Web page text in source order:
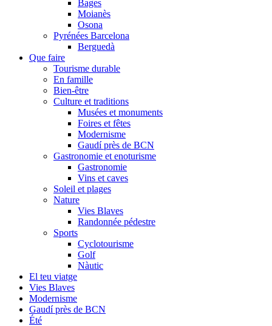
Bages
Moianès
Osona
Pyrénées Barcelona
Berguedà
Que faire
Tourisme durable
En famille
Bien-être
Culture et traditions
Musées et monuments
Foires et fêtes
Modernisme
Gaudí près de BCN
Gastronomie et enoturisme
Gastronomie
Vins et caves
Soleil et plages
Nature
Vies Blaves
Randonnée pédestre
Sports
Cyclotourisme
Golf
Nàutic
El teu viatge
Vies Blaves
Modernisme
Gaudí près de BCN
Été